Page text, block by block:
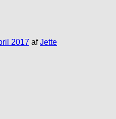
2017 afJette